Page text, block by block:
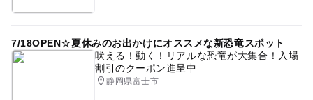
7/18OPEN☆夏休みのお出かけにオススメな新恐竜スポット
吠える！動く！リアルな恐竜が大集合！入場
割引のクーポン進呈中
静岡県富士市